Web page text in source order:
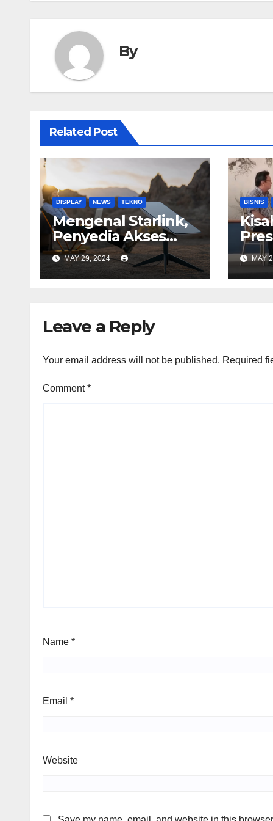
By
Related Post
DISPLAY NEWS TEKNO
Mengenal Starlink,
Penyedia Akses
Internet
Berkecepatan
Tinggi
MAY 29, 2024
BISNIS
MAY
Leave a Reply
Your email address will not be published. Required
Comment*
Name *
Email *
Website